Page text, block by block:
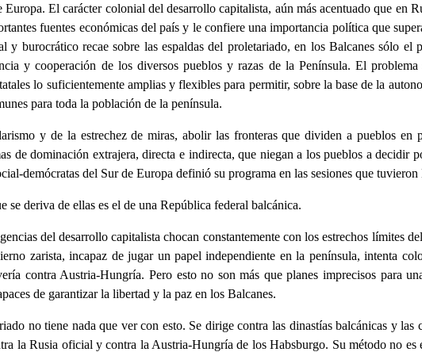
Europa. El carácter colonial del desarrollo capitalista, aún más acentuado que en
fuentes económicas del país y le confiere una importancia política que
y burocrático recae sobre las espaldas del proletariado, en los Balcanes sólo el
y cooperación de los diversos pueblos y razas de la Península. El
lo suficientemente amplias y flexibles para permitir, sobre la base de la
para toda la población de la península.
y de la estrechez de miras, abolir las fronteras que dividen a pueblos
de dominación extrajera, directa e indirecta, que niegan a los pueblos a decidir
demócratas del Sur de Europa definió su programa en las sesiones que
se deriva de ellas es el de una República federal balcánica.
del desarrollo capitalista chocan constantemente con los estrechos límites
zarista, incapaz de jugar un papel independiente en la península, intenta
contra Austria-Hungría. Pero esto no son más que planes imprecisos para
de garantizar la libertad y la paz en los Balcanes.
no tiene nada que ver con esto. Se dirige contra las dinastías balcánicas y
la Rusia oficial y contra la Austria-Hungría de los Habsburgo. Su método no